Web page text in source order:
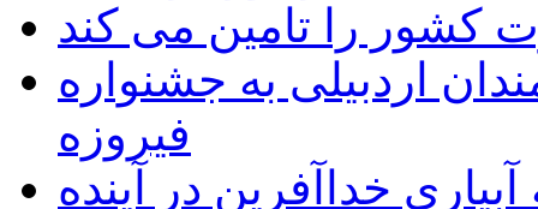
به۵۰ اثر هنرمندان اردبیلی به جشنواره
فیروزه
خداآفرین در آینده